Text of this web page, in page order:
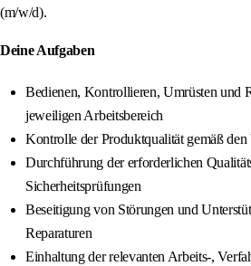
(m/w/d).
Deine Aufgaben
Bedienen, Kontrollieren, Umrüsten und
jeweiligen Arbeitsbereich
Kontrolle der Produktqualität gemäß den
Durchführung der erforderlichen
Sicherheitsprüfungen
Beseitigung von Störungen und
Reparaturen
Einhaltung der relevanten Arbeits-,